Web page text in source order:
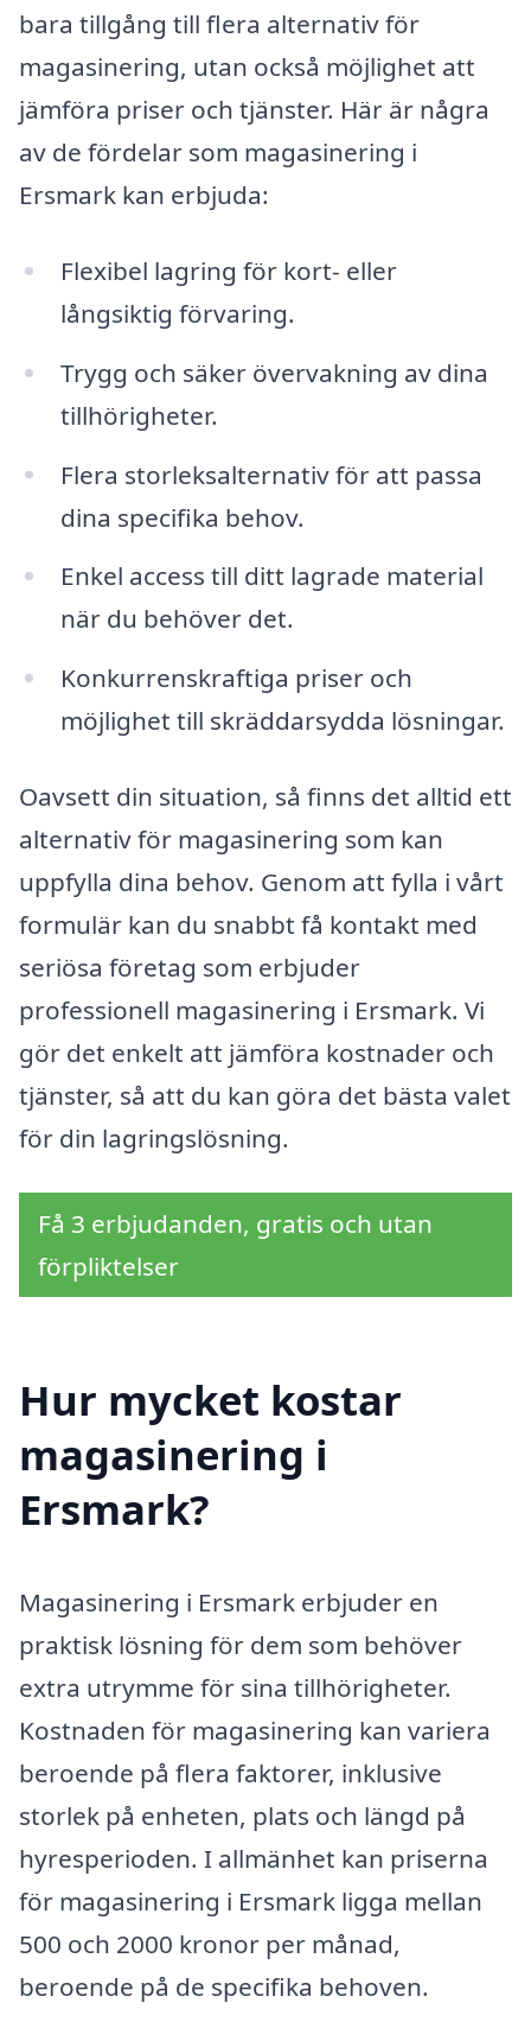
bara tillgång till flera alternativ för
magasinering, utan också möjlighet att
jämföra priser och tjänster. Här är några
av de fördelar som magasinering i
Ersmark kan erbjuda:
Flexibel lagring för kort- eller
långsiktig förvaring.
Trygg och säker övervakning av dina
tillhörigheter.
Flera storleksalternativ för att passa
dina specifika behov.
Enkel access till ditt lagrade material
när du behöver det.
Konkurrenskraftiga priser och
möjlighet till skräddarsydda lösningar.
Oavsett din situation, så finns det alltid ett
alternativ för magasinering som kan
uppfylla dina behov. Genom att fylla i vårt
formulär kan du snabbt få kontakt med
seriösa företag som erbjuder
professionell magasinering i Ersmark. Vi
gör det enkelt att jämföra kostnader och
tjänster, så att du kan göra det bästa valet
för din lagringslösning.
Få 3 erbjudanden, gratis och utan
förpliktelser
Hur mycket kostar
magasinering i
Ersmark?
Magasinering i Ersmark erbjuder en
praktisk lösning för dem som behöver
extra utrymme för sina tillhörigheter.
Kostnaden för magasinering kan variera
beroende på flera faktorer, inklusive
storlek på enheten, plats och längd på
hyresperioden. I allmänhet kan priserna
för magasinering i Ersmark ligga mellan
500 och 2000 kronor per månad,
beroende på de specifika behoven.